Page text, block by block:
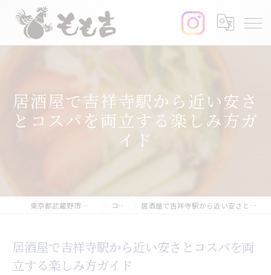
居酒屋で吉祥寺駅から近い安さ
とコスパを両立する楽しみ方ガ
イド
東京都武蔵野市の居酒屋ならもも吉 コラム 居酒屋で吉祥寺駅から近い安さとコスパを両立する楽しみ方ガイド
居酒屋で吉祥寺駅から近い安さとコスパを両
立する楽しみ方ガイド